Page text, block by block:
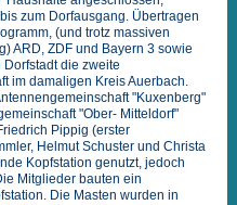
zum Dorfausgang. Übertragen
(und trotz massiven
ARD, ZDF und Bayern 3 sowie
die zweite
im damaligen Kreis Auerbach.
"Kuxenberg"
"Ober- Mitteldorf"
Pippig (erster
Helmut Schuster und Christa
Kopfstation genutzt, jedoch
Mitglieder bauten ein
Die Masten wurden in